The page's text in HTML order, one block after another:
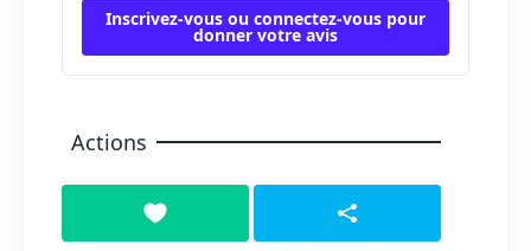
Inscrivez-vous ou connectez-vous pour
donner votre avis
Actions